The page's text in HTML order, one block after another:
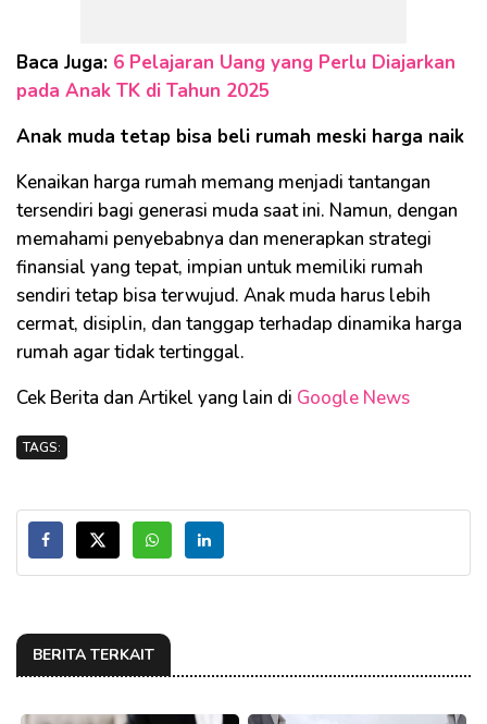
Baca Juga: 6 Pelajaran Uang yang Perlu Diajarkan
pada Anak TK di Tahun 2025
Anak muda tetap bisa beli rumah meski harga naik
Kenaikan harga rumah memang menjadi tantangan
tersendiri bagi generasi muda saat ini. Namun, dengan
memahami penyebabnya dan menerapkan strategi
finansial yang tepat, impian untuk memiliki rumah
sendiri tetap bisa terwujud. Anak muda harus lebih
cermat, disiplin, dan tanggap terhadap dinamika harga
rumah agar tidak tertinggal.
Cek Berita dan Artikel yang lain di Google News
TAGS:
BERITA TERKAIT